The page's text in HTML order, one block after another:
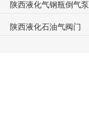
陕西液化气钢瓶倒气泵
陕西液化石油气阀门